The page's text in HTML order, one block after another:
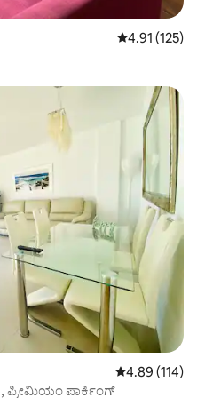
5 ರಲ್ಲಿ 4.91
4.91 (125)
5 ರಲ್ಲಿ 4.89
4.89 (114)
ಪ್ರೀಮಿಯಂ ಪಾರ್ಕಿಂಗ್